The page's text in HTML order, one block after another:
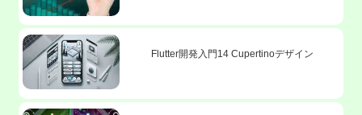
Flutter開発入門14 Cupertinoデザイン